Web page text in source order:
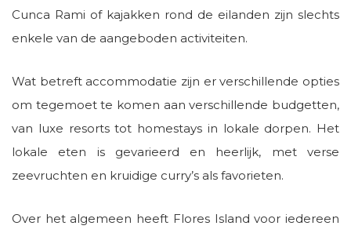
Cunca Rami of kajakken rond de eilanden zijn slechts
enkele van de aangeboden activiteiten.
Wat betreft accommodatie zijn er verschillende opties
om tegemoet te komen aan verschillende budgetten,
van luxe resorts tot homestays in lokale dorpen. Het
lokale eten is gevarieerd en heerlijk, met verse
zeevruchten en kruidige curry’s als favorieten.
Over het algemeen heeft Flores Island voor iedereen